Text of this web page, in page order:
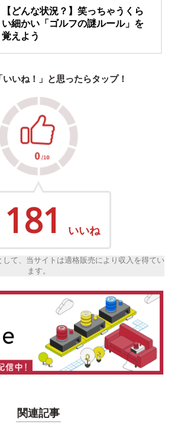
【どんな状況？】笑っちゃうくら
い細かい「ゴルフの謎ルール」を
覚えよう
いね！」と思ったらタップ！
181 いいね
て、当サイトは適格販売により収入を得てい
ます。
関連記事